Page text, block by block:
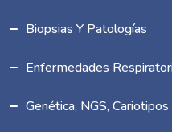
Biopsias Y Patologías
Enfermedades
Genética, NGS, Cariotipos